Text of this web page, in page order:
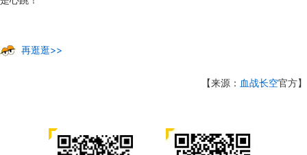
再逛逛>>
【来源： 血战长空官方】